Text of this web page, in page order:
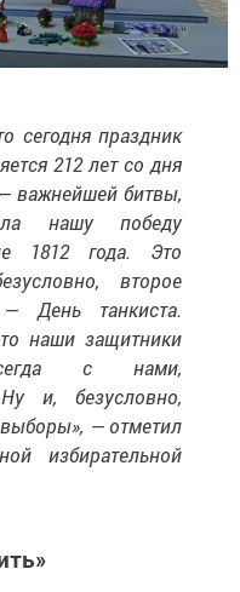
сегодня праздник
212 лет со дня
важнейшей битвы,
нашу победу
1812 года. Это
второе
— День танкиста.
наши защитники
с нами,
и, безусловно,
— отметил
избирательной